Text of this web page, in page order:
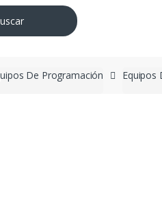
De Programación Equipos